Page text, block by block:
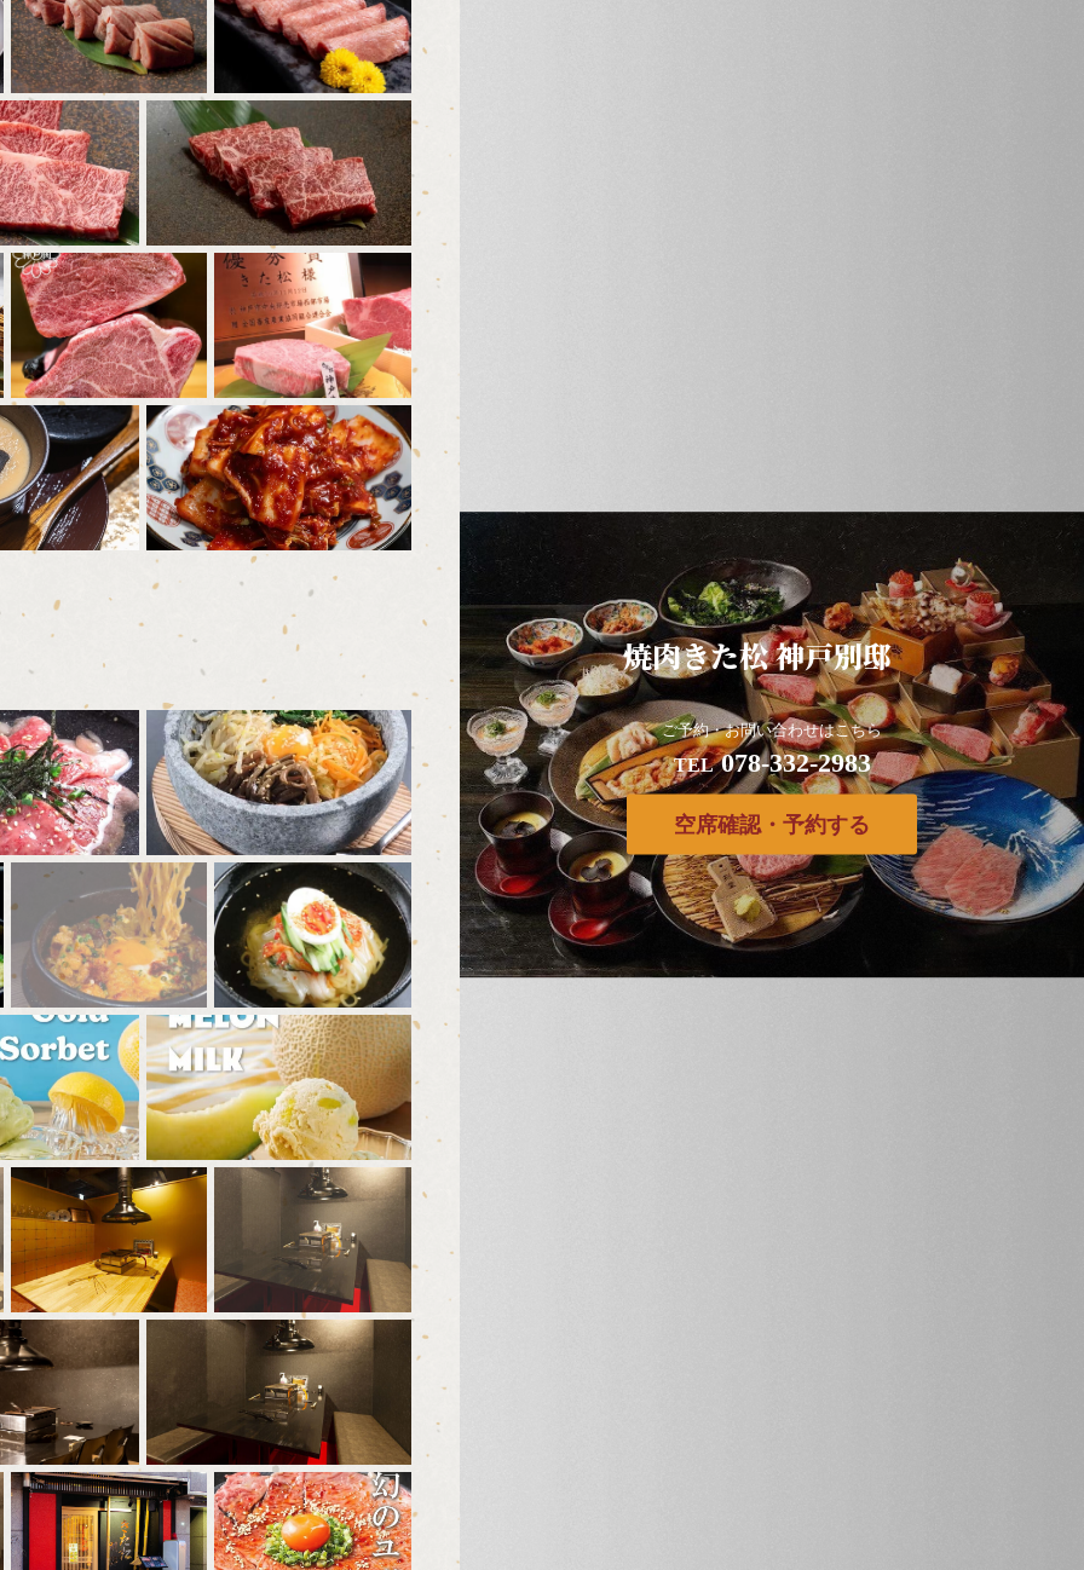
焼肉きた松 神戸別邸
ご予約・お問い合わせはこちら
TEL078-332-2983
空席確認・予約する